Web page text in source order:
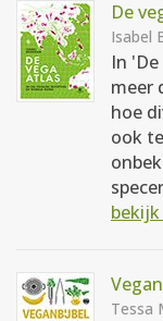
De
Isabel
In
meer
hoe
ook
Tessa